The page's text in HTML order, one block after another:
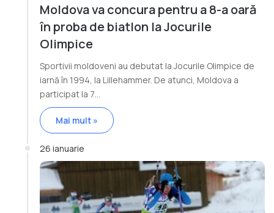
Moldova va concura pentru a 8-a oară
în proba de biatlon la Jocurile
Olimpice
Sportivii moldoveni au debutat la Jocurile Olimpice de
iarnă în 1994, la Lillehammer. De atunci, Moldova a
participat la 7…
Mai mult »
26 ianuarie